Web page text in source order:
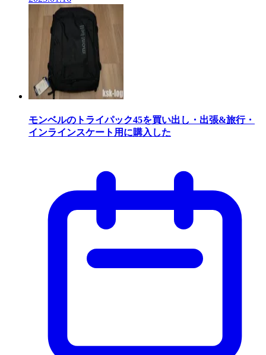
モンベルのトライパック45を買い出し・出張&旅行・
インラインスケート用に購入した